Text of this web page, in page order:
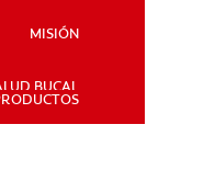
MISIÓN
BUCAL